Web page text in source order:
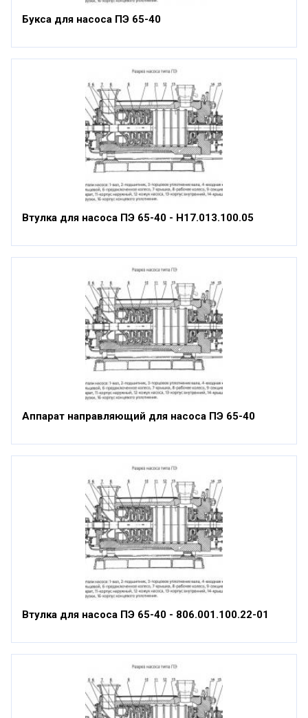
Букса для насоса ПЭ 65-40
Втулка для насоса ПЭ 65-40 - Н17.013.100.05
Аппарат направляющий для насоса ПЭ 65-40
Втулка для насоса ПЭ 65-40 - 806.001.100.22-01